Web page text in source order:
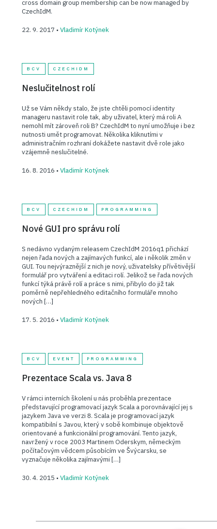
cross domain group membership can be now managed by
CzechIdM.
22. 9. 2017 • Vladimír Kotýnek
BCV CZECHIDM
Neslučitelnost rolí
Už se Vám někdy stalo, že jste chtěli pomocí identity
manageru nastavit role tak, aby uživatel, který má roli A
nemohl mít zároveň roli B? CzechIdM to nyní umožňuje i bez
nutnosti umět programovat. Několika kliknutími v
administračním rozhraní dokážete nastavit dvě role jako
vzájemně neslučitelné.
16. 8. 2016 • Vladimír Kotýnek
BCV CZECHIDM PROGRAMMING
Nové GUI pro správu rolí
S nedávno vydaným releasem CzechIdM 2016q1 přichází
nejen řada nových a zajímavých funkcí, ale i několik změn v
GUI. Tou nejvýraznější z nich je nový, uživatelsky přívětivější
formulář pro vytváření a editaci rolí. Jelikož se řada nových
funkcí týká právě rolí a práce s nimi, přibylo do již tak
poměrně nepřehledného editačního formuláře mnoho
nových […]
17. 5. 2016 • Vladimír Kotýnek
BCV EVENT PROGRAMMING
Prezentace Scala vs. Java 8
V rámci interních školení u nás proběhla prezentace
představující programovací jazyk Scala a porovnávající jej s
jazykem Java ve verzi 8. Scala je programovací jazyk
kompatibilní s Javou, který v sobě kombinuje objektově
orientované a funkcionální programování. Tento jazyk,
navržený v roce 2003 Martinem Oderskym, německým
počítačovým vědcem působícím ve Švýcarsku, se
vyznačuje několika zajímavými […]
30. 4. 2015 • Vladimír Kotýnek